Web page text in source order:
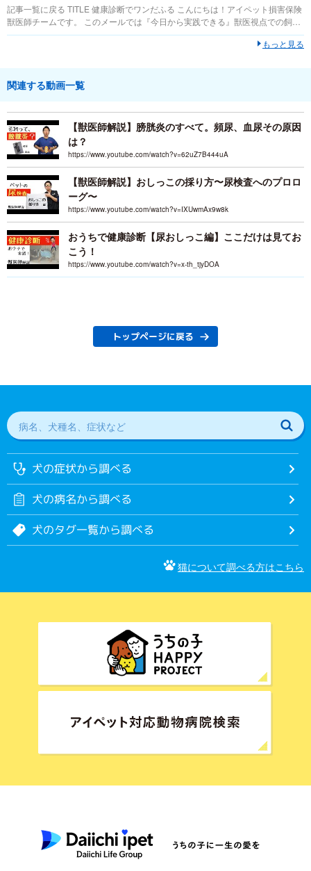
記事一覧に戻る TITLE 健康診断でワンだふる こんにちは！アイペット損害保険
獣医師チームです。 このメールでは『今日から実践できる』獣医視点での飼い
方情報を毎月お伝えしていきます！ 暖かい日が増えてきて、春も目前です♪春
もっと見る
関連する動画一覧
【獣医師解説】膀胱炎のすべて。頻尿、血尿その原因
は？
https://www.youtube.com/watch?v=62uZ7B444uA
【獣医師解説】おしっこの採り方〜尿検査へのプロロ
ーグ〜
https://www.youtube.com/watch?v=IXUwmAx9w8k
おうちで健康診断【尿おしっこ編】ここだけは見てお
こう！
https://www.youtube.com/watch?v=x-th_tjyDOA
トップページに戻る
犬の症状から調べる
犬の病名から調べる
犬のタグ一覧から調べる
猫について調べる方はこちら